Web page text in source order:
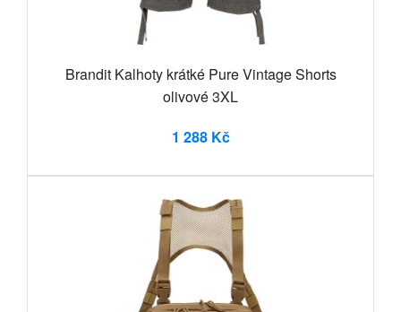
Brandit Kalhoty krátké Pure Vintage Shorts
olivové 3XL
1 288 Kč